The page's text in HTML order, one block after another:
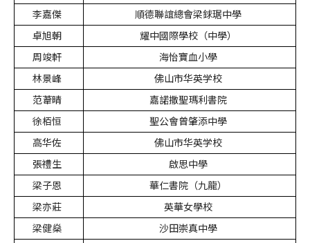
李嘉傑
順德聯誼總會梁銶琚中學
卓旭朝
耀中國際學校（中學）
周竣軒
海怡寶血小學
林景峰
佛山市华英学校
范葦晴
嘉諾撒聖瑪利書院
徐栢恒
聖公會曾肇添中學
高华佐
佛山市华英学校
張禮生
啟思中學
梁子恩
華仁書院（九龍）
梁亦莊
英華女學校
梁健燊
沙田崇真中學